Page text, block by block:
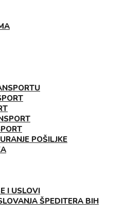
POŠILJKE
I USLOVI
ŠPEDITERA BIH